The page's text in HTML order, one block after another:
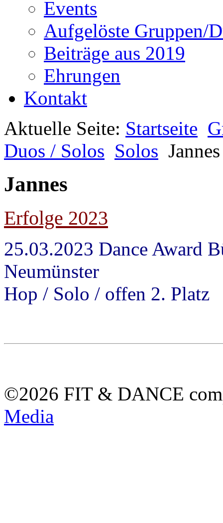
Events
Aufgelöste Gruppen/
Beiträge aus 2019
Ehrungen
Kontakt
Aktuelle Seite: Startseite
Duos / Solos Solos Jannes
Jannes
Erfolge 2023
25.03.2023 Dance Award
Hop / Solo / offen 2. Platz
©2026 FIT & DANCE
Media